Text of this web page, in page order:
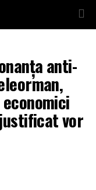
anti-
vor